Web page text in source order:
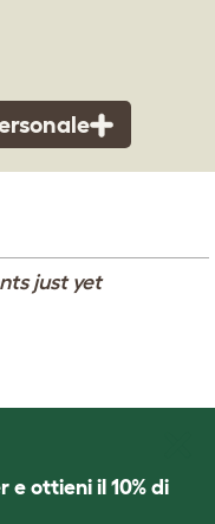
just yet
e ottieni il 10% di